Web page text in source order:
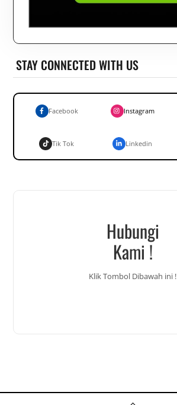
STAY CONNECTED WITH US
Facebook Instagram
Tik Tok Linkedin
Hubungi
Kami !
Klik Tombol Dibawah ini !
Back